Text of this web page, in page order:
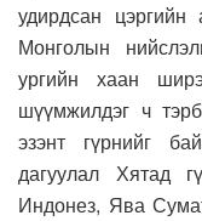
удирдсан
Монголын
ургийн хаан
шүүмжилдэг ч
эзэнт гүрнийг
дагуулал Хятад
Индонез, Ява